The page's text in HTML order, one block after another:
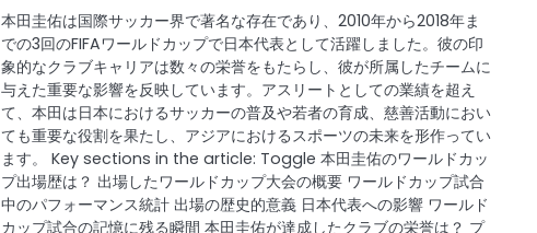
本田圭佑は国際サッカー界で著名な存在であり、2010年から2018年ま
での3回のFIFAワールドカップで日本代表として活躍しました。彼の印
象的なクラブキャリアは数々の栄誉をもたらし、彼が所属したチームに
与えた重要な影響を反映しています。アスリートとしての業績を超え
て、本田は日本におけるサッカーの普及や若者の育成、慈善活動におい
ても重要な役割を果たし、アジアにおけるスポーツの未来を形作ってい
ます。 Key sections in the article: Toggle 本田圭佑のワールドカッ
プ出場歴は？ 出場したワールドカップ大会の概要 ワールドカップ試合
中のパフォーマンス統計 出場の歴史的意義 日本代表への影響 ワールド
カップ試合の記憶に残る瞬間 本田圭佑が達成したクラブの栄誉は？ プ